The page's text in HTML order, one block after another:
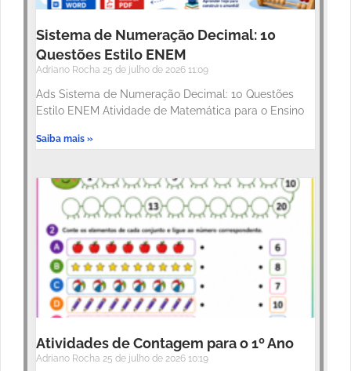
Sistema de Numeração Decimal: 10
Questões Estilo ENEM
Adriano Rocha 25 de julho de 2026 11:09
Ads Sistema de Numeração Decimal: 10 Questões
Estilo ENEM Atividade de Matemática para o Ensino
Saiba mais »
Atividades de Contagem para o 1º Ano
Adriano Rocha 25 de julho de 2026 10:19